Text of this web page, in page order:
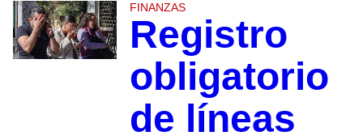
FINANZAS
Registro
obligatorio
de líneas